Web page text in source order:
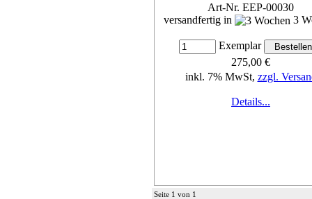
Art-Nr. EEP-00030
versandfertig in
3
Exemplar
275,00 €
inkl. 7% MwSt, zzgl.
Details...
Seite 1 von 1